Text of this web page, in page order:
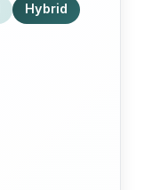
Hybrid